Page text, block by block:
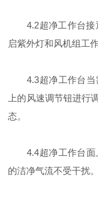
4.2超净工作台接
启紫外灯和风机组工作
4.3超净工作台当
上的风速调节钮进行
态。
4.4超净工作台面
的洁净气流不受干扰。